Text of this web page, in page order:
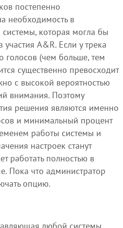
постепенно
необходимость в
которая могла бы
A&R. Если у трека
голосов (чем больше, тем
существенно превосходит
с высокой вероятностью
внимания. Поэтому
решения являются именно
и минимальный процент
работы системы и
настроек станут
работать полностью в
Пока что администратор
опцию.
любой системы.